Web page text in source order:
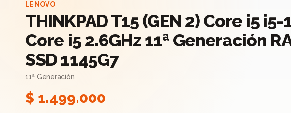
LENOVO
THINKPAD T15 (GEN 2) Core i5 i5-
Core i5 2.6GHz 11ª Generación
SSD 1145G7
11ª Generación
$ 1.499.000